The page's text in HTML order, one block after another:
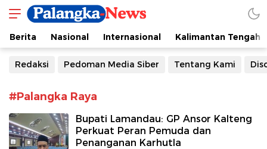
Palangka-News
Berita Seputar Kalteng
Berita Nasional Internasional Kalimantan Tengah
Redaksi Pedoman Media Siber Tentang Kami
#Palangka Raya
Bupati Lamandau: GP Ansor Kalteng
Perkuat Peran Pemuda dan
Penanganan Karhutla